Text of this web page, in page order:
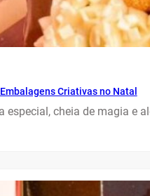
Criativas no Natal
especial, cheia de magia e